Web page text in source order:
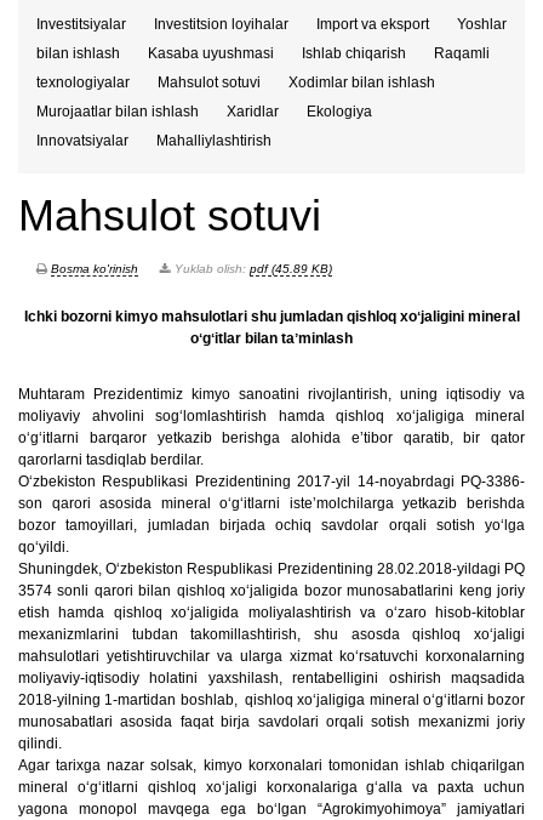
Investitsiyalar Investitsion loyihalar Import va eksport
Yoshlar
bilan ishlash
Kasaba uyushmasi Ishlab chiqarish
Raqamli
texnologiyalar
Mahsulot sotuvi
Xodimlar bilan ishlash
Murojaatlar bilan ishlash
Xaridlar
Ekologiya
Innovatsiyalar
Mahalliylashtirish
Mahsulot sotuvi
Bosma ko'rinish Yuklab olish: pdf (45.89 KB)
Ichki bozorni kimyo mahsulotlari shu jumladan qishloq xoʻjaligini mineral
oʻgʻitlar bilan taʼminlash
Muhtaram Prezidentimiz kimyo sanoatini rivojlantirish, uning iqtisodiy va
moliyaviy ahvolini sogʻlomlashtirish hamda qishloq xoʻjaligiga mineral
oʻgʻitlarni barqaror yetkazib berishga alohida eʼtibor qaratib, bir qator
qarorlarni tasdiqlab berdilar.
Oʻzbekiston Respublikasi Prezidentining 2017-yil 14-noyabrdagi PQ-3386-
son qarori asosida mineral oʻgʻitlarni isteʼmolchilarga yetkazib berishda
bozor tamoyillari, jumladan birjada ochiq savdolar orqali sotish yoʻlga
qoʻyildi.
Shuningdek, Oʻzbekiston Respublikasi Prezidentining 28.02.2018-yildagi PQ
3574 sonli qarori bilan qishloq xoʻjaligida bozor munosabatlarini keng joriy
etish hamda qishloq xoʻjaligida moliyalashtirish va oʻzaro hisob-kitoblar
mexanizmlarini tubdan takomillashtirish, shu asosda qishloq xoʻjaligi
mahsulotlari yetishtiruvchilar va ularga xizmat koʻrsatuvchi korxonalarning
moliyaviy-iqtisodiy holatini yaxshilash, rentabelligini oshirish maqsadida
2018-yilning 1-martidan boshlab, qishloq xoʻjaligiga mineral oʻgʻitlarni bozor
munosabatlari asosida faqat birja savdolari orqali sotish mexanizmi joriy
qilindi.
Agar tarixga nazar solsak, kimyo korxonalari tomonidan ishlab chiqarilgan
mineral oʻgʻitlarni qishloq xoʻjaligi korxonalariga gʻalla va paxta uchun
yagona monopol mavqega ega boʻlgan “Agrokimyohimoya” jamiyatlari